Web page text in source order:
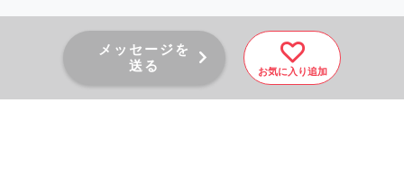
メッセージを
送る
お気に入り追加